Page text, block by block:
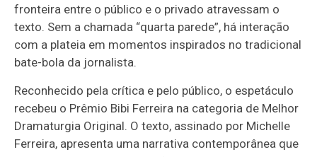
fronteira entre o público e o privado atravessam o
texto. Sem a chamada “quarta parede”, há interação
com a plateia em momentos inspirados no tradicional
bate-bola da jornalista.
Reconhecido pela crítica e pelo público, o espetáculo
recebeu o Prêmio Bibi Ferreira na categoria de Melhor
Dramaturgia Original. O texto, assinado por Michelle
Ferreira, apresenta uma narrativa contemporânea que